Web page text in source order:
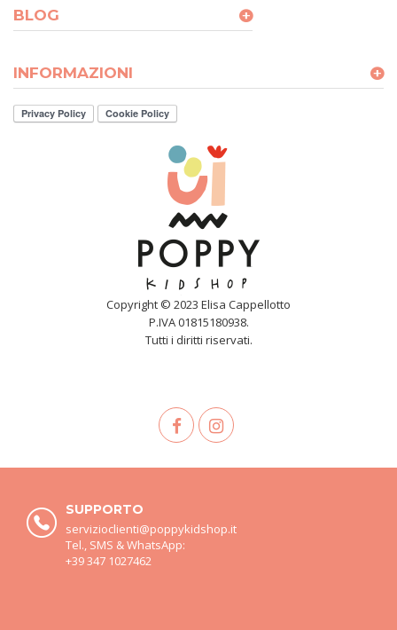
BLOG
INFORMAZIONI
Copyright © 2023 Elisa Cappellotto
P.IVA 01815180938.
Tutti i diritti riservati.
SUPPORTO
servizioclienti@poppykidshop.it
Tel., SMS & WhatsApp:
+39 347 1027462